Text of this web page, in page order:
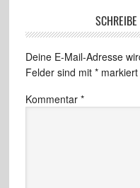
Deine E-Mail-Adresse
Felder sind mit *markiert
Kommentar *